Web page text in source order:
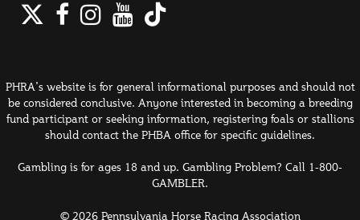
Twitter
Facebook
Instagram
YouTube
TikTok
PHRA's website is for general informational purposes and should not
be considered conclusive. Anyone interested in becoming a breeding
fund participant or seeking information, registering foals or stallions
should contact the PHBA office for specific guidelines.
Gambling is for ages 18 and up. Gambling Problem? Call 1-800-
GAMBLER.
© 2026 Pennsylvania Horse Racing Association